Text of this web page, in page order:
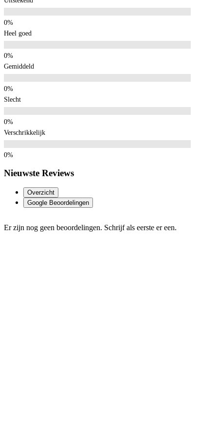
Heel goed
Gemiddeld
Slecht
Verschrikkelijk
Nieuwste Reviews
Overzicht
Google Beoordelingen
Er zijn nog geen beoordelingen. Schrijf als eerste er een.